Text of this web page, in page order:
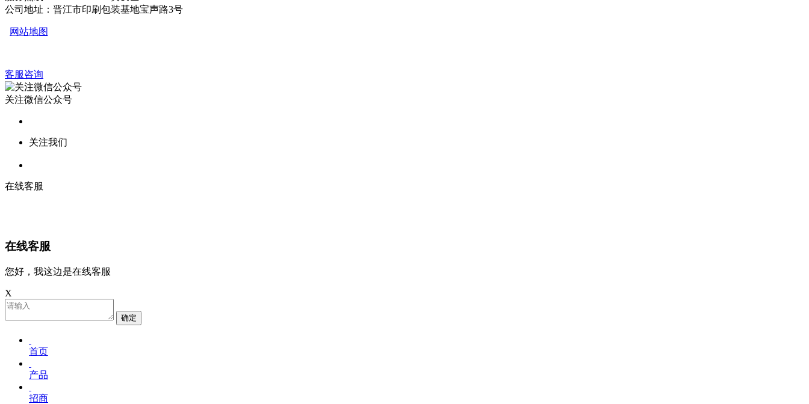
公司地址：晋江市印刷包装基地宝声路3号
网站地图
客服咨询
关注微信公众号
关注我们
在线客服
在线客服
您好，我这边是在线客服
X
确定
首页
产品
招商